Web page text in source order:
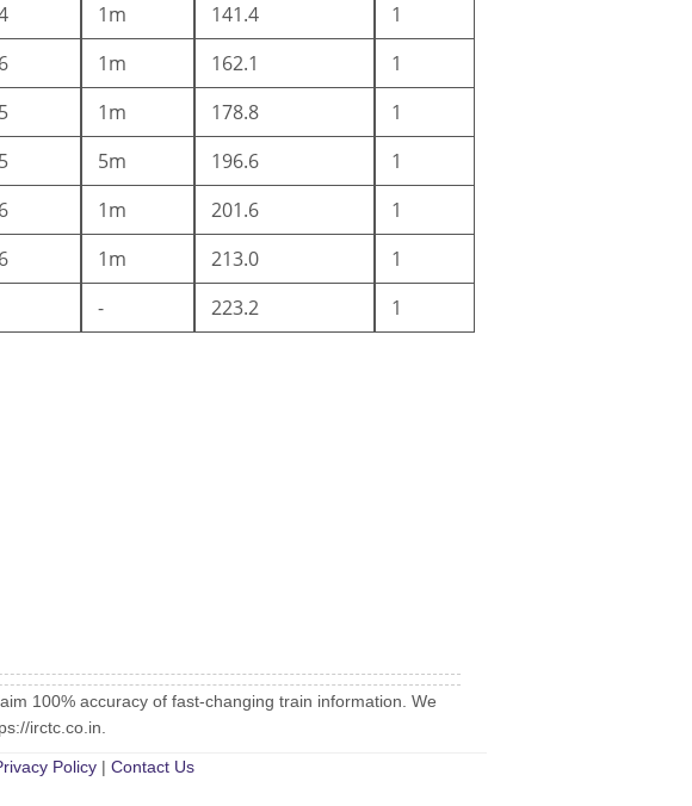
1m 141.4
1
1m 162.1
1
1m 178.8
1
5m 196.6
1
1m 201.6
1
1m 213.0
1
- 223.2 1
100% accuracy of fast-changing train information. We
irctc.co.in.
Policy | Contact Us